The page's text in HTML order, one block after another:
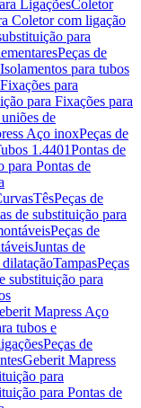
LigaçõesColetor
Coletor com ligação
para
Peças de
Isolamentos para tubos
Fixações para
para Fixações para
de
Aço inoxPeças de
1.4401Pontas de
para Pontas de
TêsPeças de
de substituição para
Peças de
Juntas de
dilataçãoTampasPeças
substituição para
Mapress Aço
tubos e
Peças de
Geberit Mapress
para
para Pontas de